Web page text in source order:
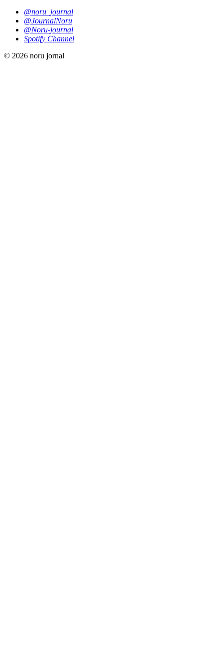
@noru_journal
@JournalNoru
@Noru-journal
Spotify Channel
© 2026 noru jornal